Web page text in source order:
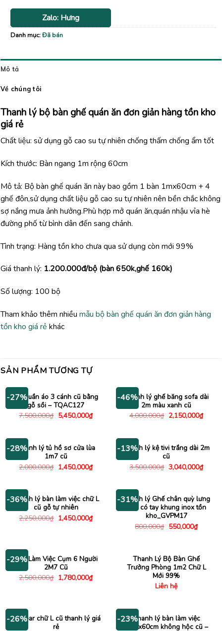
Zalo: Hưng
Danh mục:Đã bán
Mô tả
Về chúng tôi
Thanh lý bộ bàn ghế quán ăn đơn giản hàng tồn kho
giá rẻ
Chất liệu: sử dụng gỗ cao su tự nhiên chống thấm chống ẩm tốt
Kích thước: Bàn ngang 1m rộng 60cm
Mô tả: Bộ bàn ghế quán ăn này bao gồm 1 bàn 1mx60cm + 4
ghế đôn,sử dụng chất liệu gỗ cao su tự nhiên nên bền chắc không
sợ nắng mưa ảnh hưởng.Phù hợp mở quán ăn,quán nhậu vỉa hè
đường phố từ bình dân đến sang chảnh.
Tình trạng: Hàng tồn kho chưa qua sử dụng còn mới 99%
Giá thanh lý: 1.200.000đ/bộ (bàn 650k,ghế 160k)
Số lượng: 100 bộ
Tham khảo thêm nhiều mẫu bộ bàn ghế quán ăn đơn giản hàng
tồn kho giá rẻ khác
SẢN PHẨM TƯƠNG TỰ
-27%
Tủ quần áo 3 cánh cũ bằng
gỗ sồi – TQAC127
7,500,000₫ Giá
gốc
5,450,000₫Giá
hiện
5,450,000₫.
-46%
Thanh lý ghế băng sofa dài
2m màu xanh cũ
4,000,000₫ Giá
gốc
2,150,000₫Giá
hiện
-28%Thanh lý tủ hồ sơ cửa lùa
1m7 cũ
2,000,000₫ Giá
gốc
1,450,000₫Giá
hiện
1,450,000₫.
-13%
Thanh lý kệ tivi trắng dài 2m
cũ
3,500,000₫ Giá
gốc
3,040,000₫Giá
hiện
-36%
Thanh lý bàn làm việc chữ L
cũ gỗ tự nhiên
2,250,000₫ Giá
gốc
1,450,000₫Giá
hiện
-31%
Thanh lý Ghế chân quỳ lưng
lưới có tay khung inox tồn
kho_GVPM17
800,000₫ Giá
550,000₫Giá
hiện
-29%
Bàn Làm Việc Cụm 6 Người
2M7 Cũ
2,500,000₫ Giá
gốc
1,780,000₫Giá
hiện
Thanh Lý Bộ Bàn Ghế
Trưởng Phòng 1m2 Chữ L
Mới 99%
Liên hệ
-26%
Bàn bar chữ L cũ thanh lý giá
rẻ
-23%Thanh lý bàn làm việc
1m2x60cm không hộc cũ –